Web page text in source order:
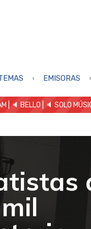
EMISORAS
| 🔈 BELLO 🔈 SOLO